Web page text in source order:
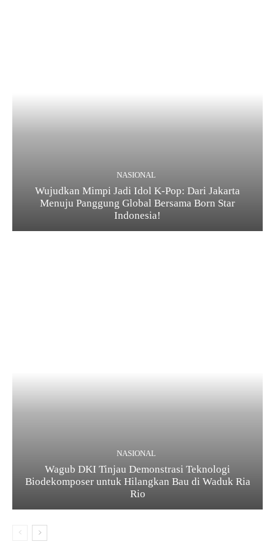
NASIONAL
Wujudkan Mimpi Jadi Idol K-Pop: Dari Jakarta
Menuju Panggung Global Bersama Born Star
Indonesia!
NASIONAL
Wagub DKI Tinjau Demonstrasi Teknologi
Biodekomposer untuk Hilangkan Bau di Waduk Ria
Rio